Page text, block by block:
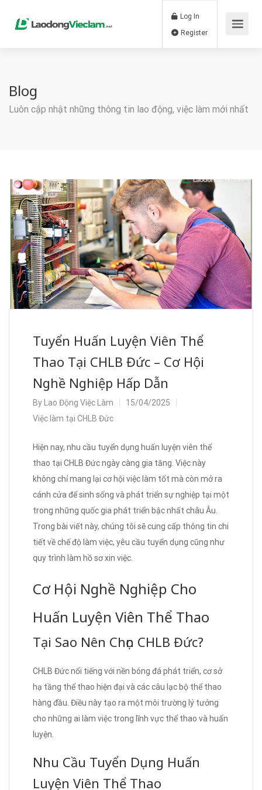
Log In
Blog
Luôn cập nhật những thông tin lao động, việc làm mới nhất
Tuyển Huấn Luyện Viên Thể
Thao Tại CHLB Đức – Cơ Hội
Nghề Nghiệp Hấp Dẫn
By Lao Động Việc Làm
15/04/2025
Việc làm tại CHLB Đức
Hiện nay, nhu cầu tuyển dụng huấn luyện viên thể
thao tại CHLB Đức ngày càng gia tăng. Việc này
không chỉ mang lại cơ hội việc làm tốt mà còn mở ra
cánh cửa để sinh sống và phát triển sự nghiệp tại một
trong những quốc gia phát triển bậc nhất châu Âu.
Trong bài viết này, chúng tôi sẽ cung cấp thông tin chi
tiết về chế độ làm việc, yêu cầu tuyển dụng cũng như
quy trình làm hồ sơ xin việc.
Cơ Hội Nghề Nghiệp Cho
Huấn Luyện Viên Thể Thao
Tại Sao Nên Chọn CHLB Đức?
CHLB Đức nổi tiếng với nền bóng đá phát triển, cơ sở
hạ tầng thể thao hiện đại và các câu lạc bộ thể thao
hàng đầu. Điều này tạo ra một môi trường lý tưởng
cho những ai làm việc trong lĩnh vực thể thao và huấn
luyện.
Nhu Cầu Tuyển Dụng Huấn
Luyện Viên Thể Thao